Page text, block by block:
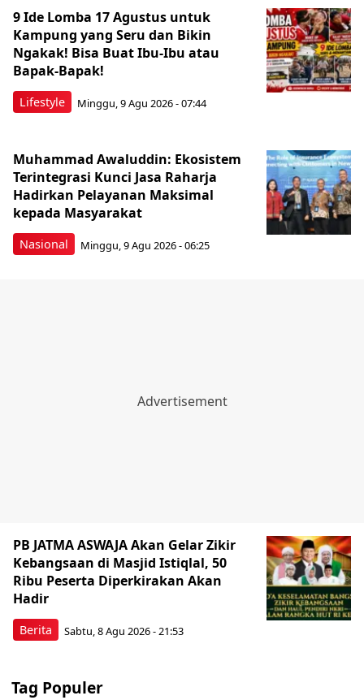
Lifestyle
9 Ide Lomba 17 Agustus untuk
Kampung yang Seru dan Bikin
Ngakak! Bisa Buat Ibu-Ibu atau
Bapak-Bapak!
Minggu, 9 Agu 2026 - 07:44
Nasional
Muhammad Awaluddin: Ekosistem
Terintegrasi Kunci Jasa Raharja
Hadirkan Pelayanan Maksimal
kepada Masyarakat
Minggu, 9 Agu 2026 - 06:25
Berita
PB JATMA ASWAJA Akan Gelar Zikir
Kebangsaan di Masjid Istiqlal, 50
Ribu Peserta Diperkirakan Akan
Hadir
Sabtu, 8 Agu 2026 - 21:53
Tag Populer